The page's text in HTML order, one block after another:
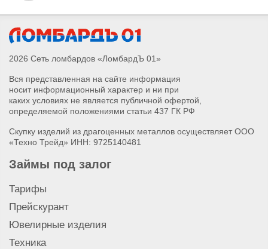
2026 Сеть ломбардов «ЛомбардЪ 01»
Вся представленная на сайте информация
носит информационный характер и ни при
каких условиях не является публичной офертой,
определяемой положениями статьи 437 ГК РФ
Скупку изделий из драгоценных металлов осуществляет ООО
«Техно Трейд» ИНН: 9725140481
Займы под залог
Тарифы
Прейскурант
Ювелирные изделия
Техника